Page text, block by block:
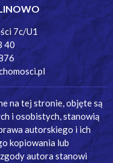
7c/U1
40
na tej stronie, objęte są
i osobistych, stanowią
autorskiego i ich
kopiowania lub
autora stanowi